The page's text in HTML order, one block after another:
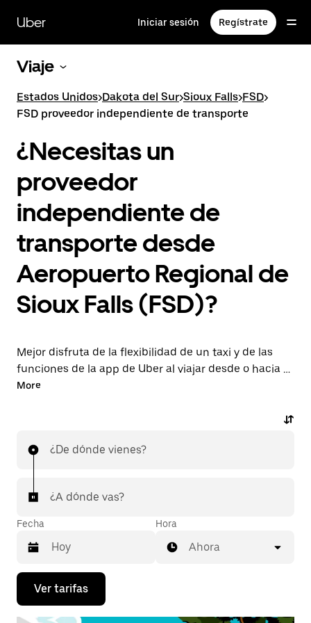
contenido
principal
Uber Iniciar sesión Regístrate
Viaje
Estados Unidos>Dakota del Sur>Sioux Falls>FSD>
FSD proveedor independiente de transporte
¿Necesitas un
proveedor
independiente de
transporte desde
Aeropuerto Regional de
Sioux Falls (FSD)?
Mejor disfruta de la flexibilidad de un taxi y de las
funciones de la app de Uber al viajar desde o hacia el
aeropuerto FSD. Solicita viajes de última hora a
sencilla.
More
¿De dónde vienes?
¿A dónde vas?
Fecha
Presiona
flecha
hacia
Hora
Ahora
Ver tarifas